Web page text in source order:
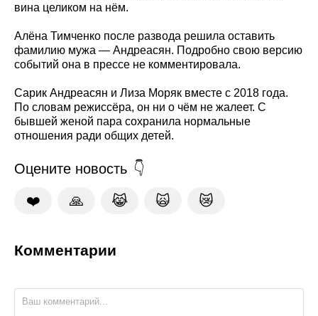
вина целиком на нём.
Алёна Тимченко после развода решила оставить
фамилию мужа — Андреасян. Подробно свою версию
событий она в прессе не комментировала.
Сарик Андреасян и Лиза Моряк вместе с 2018 года.
По словам режиссёра, он ни о чём не жалеет. С
бывшей женой пара сохранила нормальные
отношения ради общих детей.
Оцените новость
❤️ 🙏 😹 🙀 😿
Комментарии